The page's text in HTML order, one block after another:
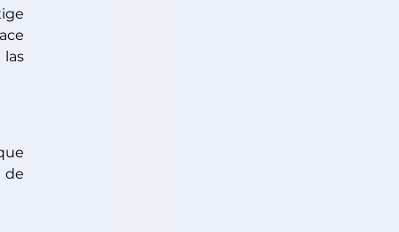
de